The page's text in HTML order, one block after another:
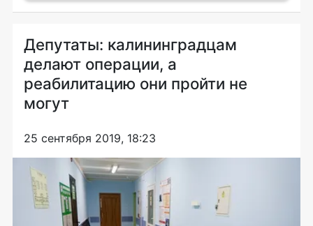
Депутаты: калининградцам
делают операции, а
реабилитацию они пройти не
могут
25 сентября 2019, 18:23